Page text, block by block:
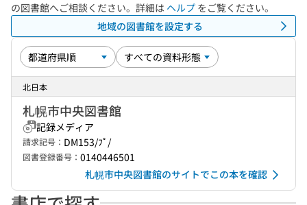
の図書館へご相談ください。詳細は ヘルプ をご覧ください。
地域の図書館を設定する
北日本
札幌市中央図書館
記録メディア
請求記号： DM153/ﾌﾟ/
図書登録番号： 0140446501
札幌市中央図書館のサイトでこの本を確認